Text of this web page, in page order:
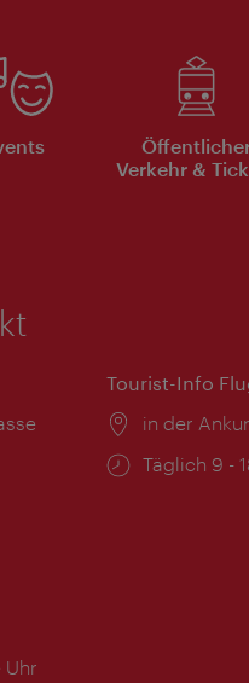
Verkehr &
Tourist-Info
Ort:
in der
Täglich 9 -